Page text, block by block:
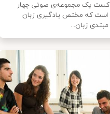
یک مجموعه‌ی صوتی چهار
که مختص یادگیری زبان
مبتدی زبان...